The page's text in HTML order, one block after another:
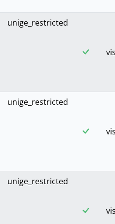
unige_restricted
unige_restricted
unige_restricted